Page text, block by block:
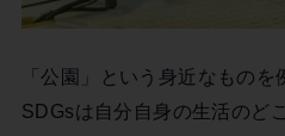
「公園」という身近なものを
SDGsは自分自身の生活のど